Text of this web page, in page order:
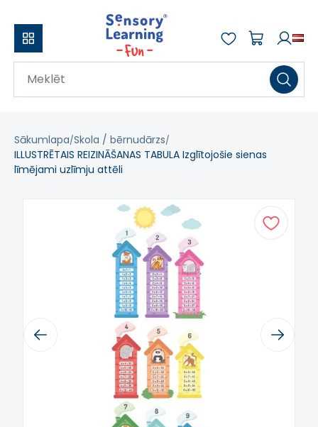
Sākumlapa Skola / bērnudārzs
ILLUSTRĒTAIS REIZINĀŠANAS TABULA Izglītojošie sienas
līmējami uzlīmju attēli
Previous Next